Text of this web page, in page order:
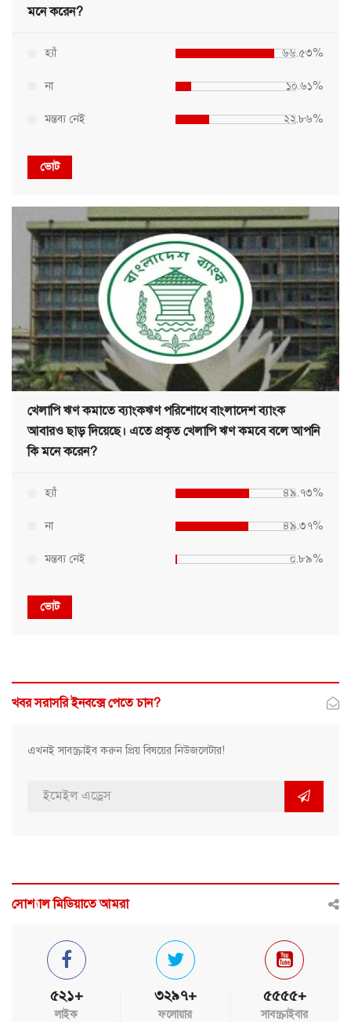
মনে করেন?
হ্যাঁ ৬৬.৫৩%
না ১০.৬১%
মন্তব্য নেই ২২.৮৬%
ভোট
খেলাপি ঋণ কমাতে ব্যাংকঋণ পরিশোধে বাংলাদেশ ব্যাংক
আবারও ছাড় দিয়েছে। এতে প্রকৃত খেলাপি ঋণ কমবে বলে আপনি
কি মনে করেন?
হ্যাঁ ৪৯.৭৩%
না ৪৯.৩৭%
মন্তব্য নেই ০.৮৯%
ভোট
খবর সরাসরি ইনবক্সে পেতে চান?
এখনই সাবস্ক্রাইব করুন প্রিয় বিষয়ের নিউজলেটার!
সোশ্যাল মিডিয়াতে আমরা
৫২১+
লাইক
৩২৯৭+
ফলোয়ার
৫৫৫৫+
সাবস্ক্রাইবার